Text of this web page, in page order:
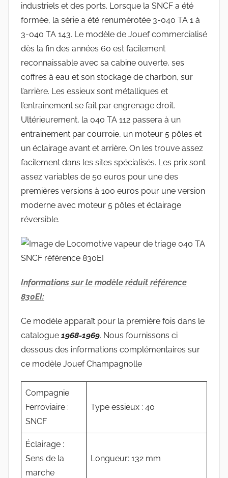
industriels et des ports. Lorsque la SNCF a été
formée, la série a été renumérotée 3-040 TA 1 à
3-040 TA 143. Le modèle de Jouef commercialisé
dès la fin des années 60 est facilement
reconnaissable avec sa cabine ouverte, ses
coffres à eau et son stockage de charbon, sur
l’arrière. Les essieux sont métalliques et
l’entrainement se fait par engrenage droit.
Ultérieurement, la 040 TA 112 passera à un
entrainement par courroie, un moteur 5 pôles et
un éclairage avant et arrière. On les trouve assez
facilement dans les sites spécialisés. Les prix sont
assez variables de 50 euros pour une des
premières versions à 100 euros pour une version
moderne avec moteur 5 pôles et éclairage
réversible.
Informations sur le modèle réduit référence
830EI:
Ce modèle apparaît pour la première fois dans le
catalogue 1968-1969. Nous fournissons ci
dessous des informations complémentaires sur
ce modèle Jouef Champagnolle
Compagnie
Ferroviaire :
SNCF
Type essieux : 40
Éclairage :
Sens de la
marche
Longueur: 132 mm